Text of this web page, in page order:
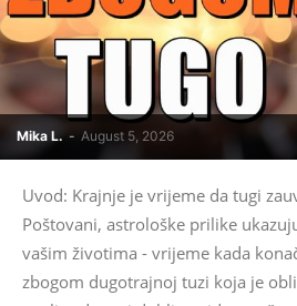
Mika L. - August 5, 2026
Uvod: Krajnje je vrijeme da tugi
Poštovani, astrološke prilike
vašim životima - vrijeme kada
zbogom dugotrajnoj tuzi koja je